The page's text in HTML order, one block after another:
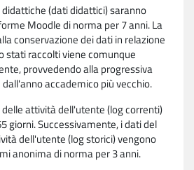
(dati didattici) saranno
Moodle di norma per 7 anni. La
conservazione dei dati in relazione
stati raccolti viene comunque
provvedendo alla progressiva
accademico più vecchio.
attività dell'utente (log correnti)
giorni. Successivamente, i dati del
dell'utente (log storici) vengono
anonima di norma per 3 anni.